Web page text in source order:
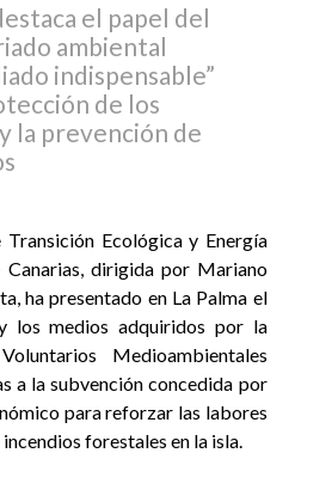
el papel del
ambiental
indispensable”
de los
la prevención de
Transición Ecológica y Energía
dirigida por Mariano
ha presentado en La Palma el
los medios adquiridos por la
Medioambientales
a la subvención concedida por
para reforzar las labores
forestales en la isla.